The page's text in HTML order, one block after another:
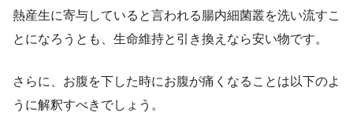
熱産生に寄与していると言われる腸内細菌叢を洗い流すこ
とになろうとも、生命維持と引き換えなら安い物です。
さらに、お腹を下した時にお腹が痛くなることは以下のよ
うに解釈すべきでしょう。